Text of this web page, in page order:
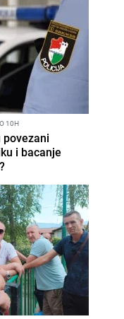
10H
povezani
i bacanje